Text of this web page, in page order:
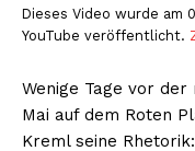
Dieses Video wurde am
YouTube veröffentlicht.
Wenige Tage vor der
Mai auf dem Roten
Kreml seine